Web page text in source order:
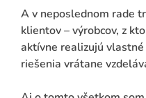
A v neposlednom rade
klientov – výrobcov, z
aktívne realizujú
riešenia vrátane